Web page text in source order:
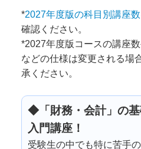
*2027年度版の科目別講座
確認ください。
*2027年度版コースの講座
などの仕様は変更される場
承ください。
◆「財務・会計」の
入門講座！
受験生の中でも特に苦手